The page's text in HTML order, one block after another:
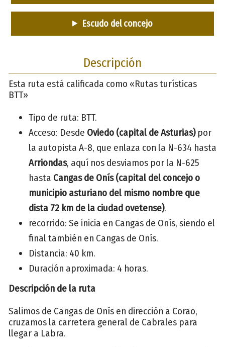
Escudo del concejo
Descripción
Esta ruta está calificada como «Rutas turísticas
BTT»
Tipo de ruta: BTT.
Acceso: Desde Oviedo (capital de Asturias)por
la autopista A-8, que enlaza con la N-634 hasta
Arriondas, aquí nos desviamos por la N-625
hasta Cangas de Onís(capital del concejo o
municipio asturiano del mismo nombre que
dista 72 km de la ciudad ovetense).
recorrido: Se inicia en Cangas de Onís, siendo el
final también en Cangas de Onís.
Distancia: 40 km.
Duración aproximada: 4 horas.
Descripción de la ruta
Salimos de Cangas de Onís en dirección a Corao,
cruzamos la carretera general de Cabrales para
llegar a Labra.